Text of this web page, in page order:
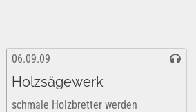
06.09.09
Holzsägewerk
schmale Holzbretter werden